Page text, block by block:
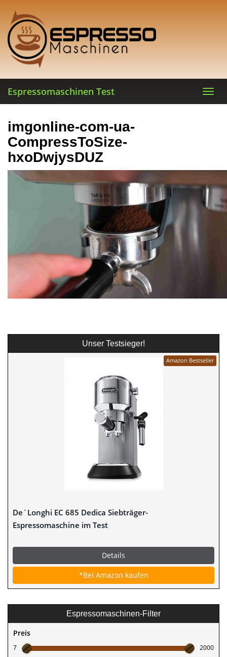
main
content
Espressomaschinen Test
imgonline-com-ua-
CompressToSize-
hxoDwjysDUZ
Unser Testsieger!
Amazon Bestseller
De´Longhi EC 685 Dedica Siebträger-
Espressomaschine im Test
Details
*Bei Amazon kaufen
Espressomaschinen-Filter
Preis
7 2000